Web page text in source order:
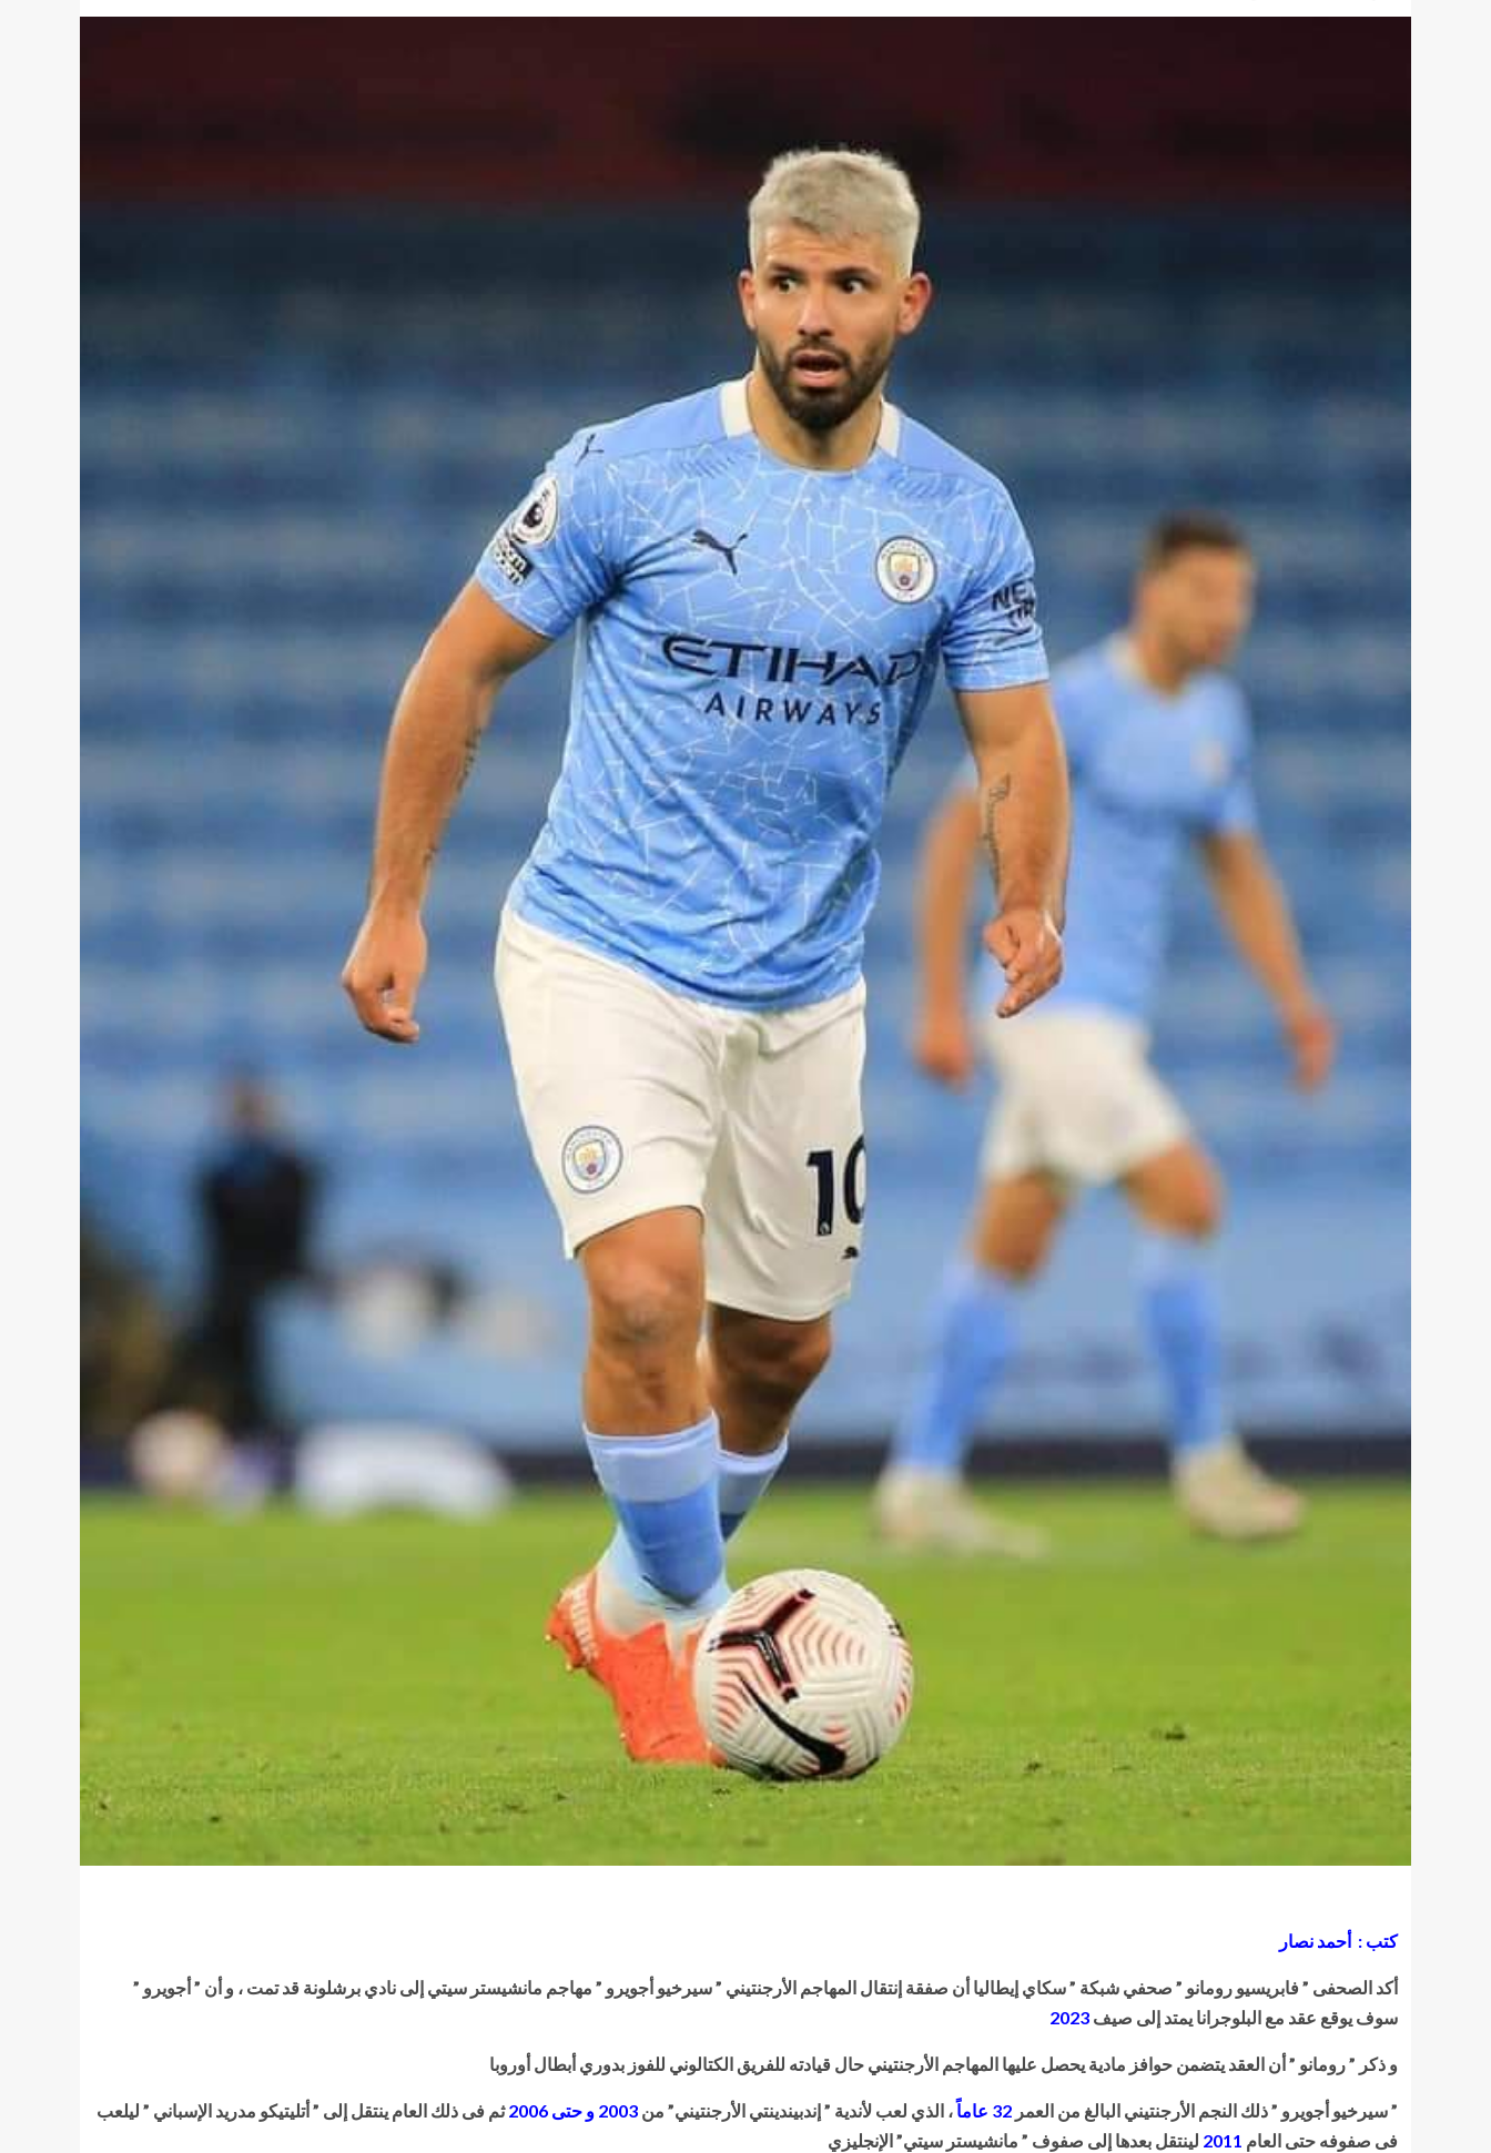
كتب : أحمد نصار
أكد الصحفى ” فابريسيو رومانو ” صحفي شبكة ” سكاي إيطاليا أن صفقة إنتقال المهاجم الأرجنتيني ” سيرخيو أجويرو ” مهاجم مانشيستر سيتي إلى نادي برشلونة قد تمت ، و أن ” أجويرو ”
سوف يوقع عقد مع البلوجرانا يمتد إلى صيف 2023
و ذكر ” رومانو ” أن العقد يتضمن حوافز مادية يحصل عليها المهاجم الأرجنتيني حال قيادته للفريق الكتالوني للفوز بدوري أبطال أوروبا
” سيرخيو أجويرو ” ذلك النجم الأرجنتيني البالغ من العمر 32 عاماً ، الذي لعب لأندية ” إندبيندينتي الأرجنتيني” من 2003 و حتى 2006
ثم فى ذلك العام ينتقل إلى ” أتليتيكو مدريد الإسباني ” ليلعب
فى صفوفه حتى العام 2011 لينتقل بعدها إلى صفوف ” مانشيستر سيتي” الإنجليزي